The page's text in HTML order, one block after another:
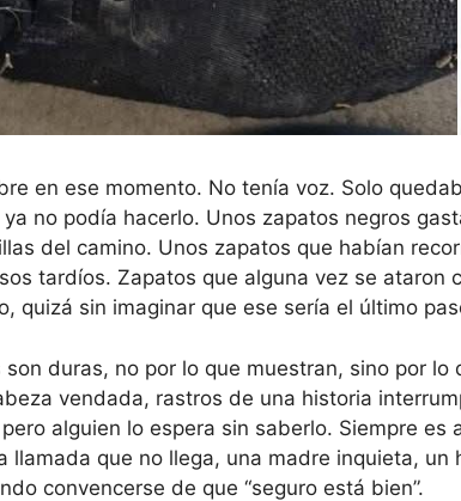
en ese momento. No tenía voz. Solo
no podía hacerlo. Unos zapatos negros
del camino. Unos zapatos que habían
tardíos. Zapatos que alguna vez se ataron
quizá sin imaginar que ese sería el último
son duras, no por lo que muestran, sino por lo
vendada, rastros de una historia
alguien lo espera sin saberlo. Siempre es
llamada que no llega, una madre inquieta, un
convencerse de que “seguro está bien”.